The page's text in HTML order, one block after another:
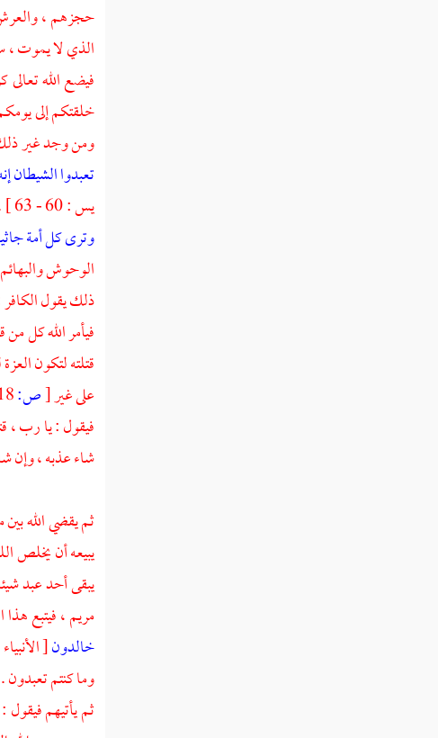
حجزهم ،
الذي لا يموت ،
فيضع الله
خلقتكم إلى
ومن وجد غير
تعبدوا
يس : 60 - 63 ] . أو : بها تكذبون . شك
وترى كل أمة
الوحوش
ذلك يقول
فيأمر الله كل
قتلته لتكون
على غير[ص:
فيقول : يا رب ،
شاء عذبه ، وإن
ثم يقضي الله
يبيعه أن يخلص
يبقى أحد عبد
مريم ،فيتبع هذا
خالدون
وما كنتم تعبدون
ثم يأتيهم فيقول